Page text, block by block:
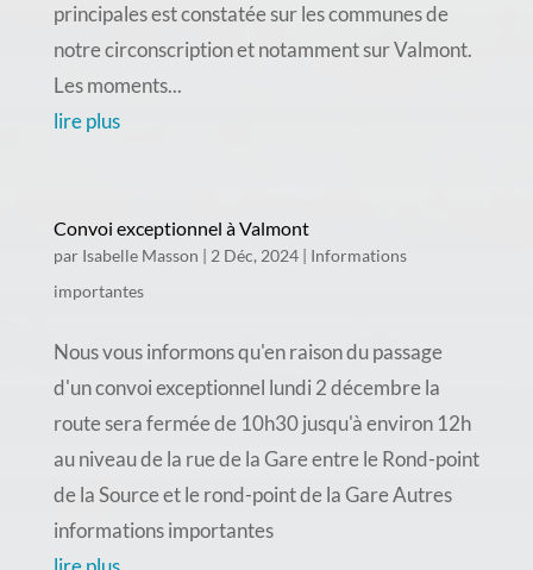
principales est constatée sur les communes de
notre circonscription et notamment sur Valmont.
Les moments...
lire plus
Convoi exceptionnel à Valmont
par Isabelle Masson 2 Déc, 2024| Informations
importantes
Nous vous informons qu'en raison du passage
d'un convoi exceptionnel lundi 2 décembre la
route sera fermée de 10h30 jusqu'à environ 12h
au niveau de la rue de la Gare entre le Rond-point
de la Source et le rond-point de la Gare Autres
informations importantes